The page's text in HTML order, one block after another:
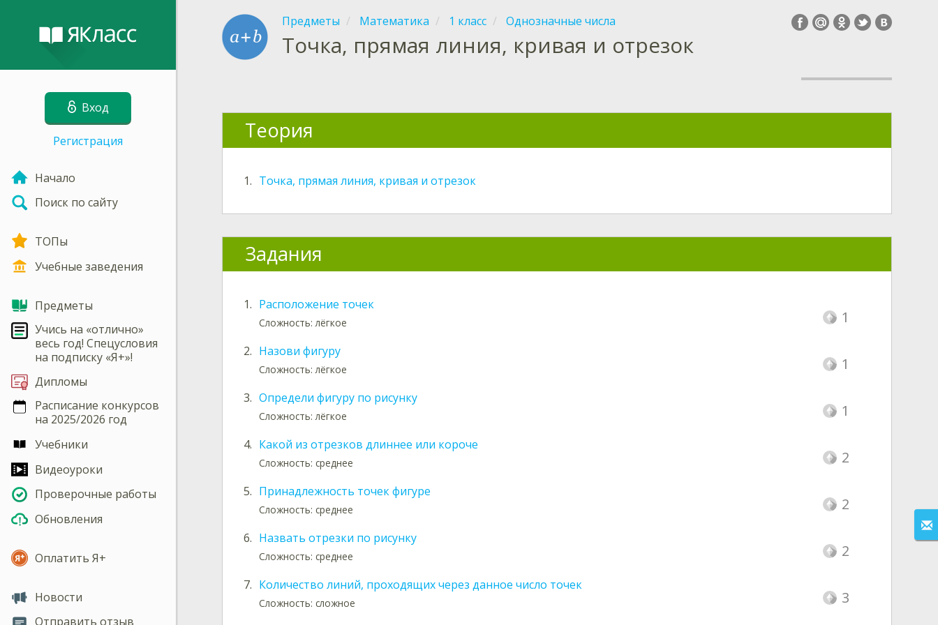
Вход
Регистрация
Начало
Поиск по сайту
ТОПы
Учебные заведения
Предметы
Учись на «отлично»
весь год! Спецусловия
на подписку «Я+»!
Дипломы
Расписание конкурсов
на 2025/2026 год
Учебники
Видеоуроки
Проверочные работы
Обновления
Оплатить Я+
Новости
Отправить отзыв
Предметы Математика 1 класс Однозначные числа
Точка, прямая линия, кривая и отрезок
Теория
1. Точка, прямая линия, кривая и отрезок
Задания
1. Расположение точек
Сложность: лёгкое 1
2. Назови фигуру
Сложность: лёгкое 1
3. Определи фигуру по рисунку
Сложность: лёгкое 1
4. Какой из отрезков длиннее или короче
Сложность: среднее 2
5. Принадлежность точек фигуре
Сложность: среднее 2
6. Назвать отрезки по рисунку
Сложность: среднее 2
7. Количество линий, проходящих через данное число точек
Сложность: сложное 3